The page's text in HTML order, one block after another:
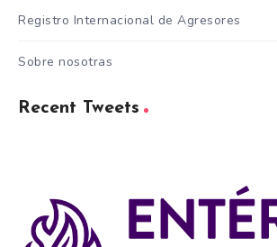
Registro Internacional de Agresores
Sobre nosotras
Recent Tweets